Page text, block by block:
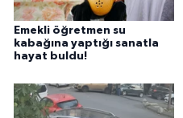
Emekli öğretmen su
kabağına yaptığı sanatla
hayat buldu!